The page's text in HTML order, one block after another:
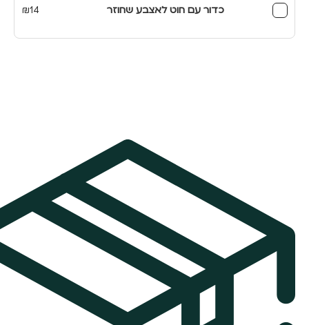
כדור עם חוט לאצבע שחוזר
₪14